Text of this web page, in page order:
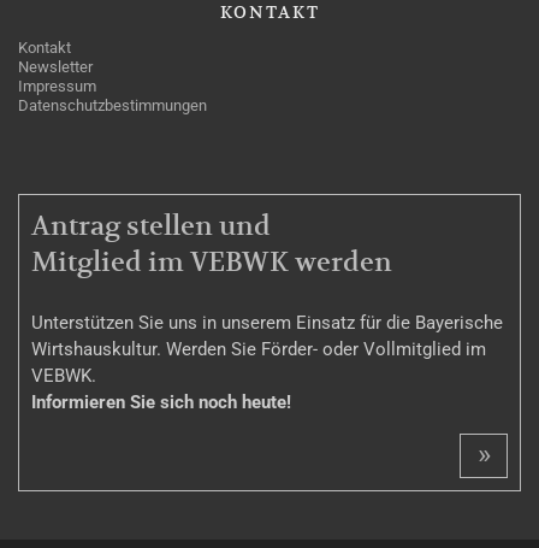
KONTAKT
Kontakt
Newsletter
Impressum
Datenschutzbestimmungen
MITGLIEDSCHAFT
Antrag stellen und
Mitglied im VEBWK werden
Unterstützen Sie uns in unserem Einsatz für die Bayerische
Wirtshauskultur. Werden Sie Förder- oder Vollmitglied im
VEBWK.
Informieren Sie sich noch heute!
»